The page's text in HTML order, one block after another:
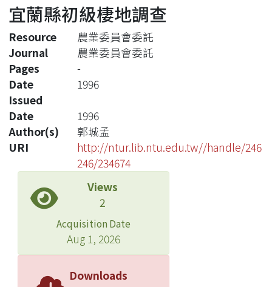
Statistics
宜蘭縣初級棲地調查
Resource
農業委員會委託
Journal
農業委員會委託
Pages
-
Date
Issued
1996
Date
1996
Author(s)
郭城孟
URI
http://ntur.lib.ntu.edu.tw//handle/246
246/234674
Views
2
Acquisition Date
Aug 1, 2026
Downloads